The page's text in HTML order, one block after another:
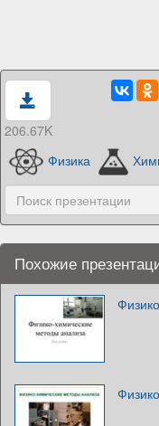
206.67K
Физика
Похожие